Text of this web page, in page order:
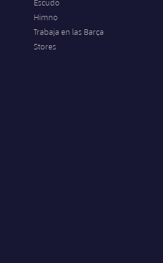
Escudo
Himno
Trabaja en las Barça
Stores